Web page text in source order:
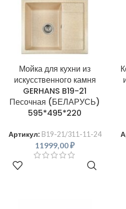
Мойка для кухни из
искусственного камня
GERHANS B19-21
Песочная (БЕЛАРУСЬ)
595*495*220
Артикул: B19-21/311-11-24
11999,00₽